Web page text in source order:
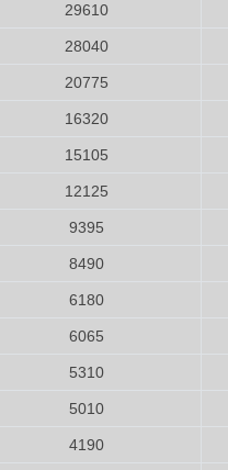
29610
28040
20775
16320
15105
12125
9395
8490
6180
6065
5310
5010
4190